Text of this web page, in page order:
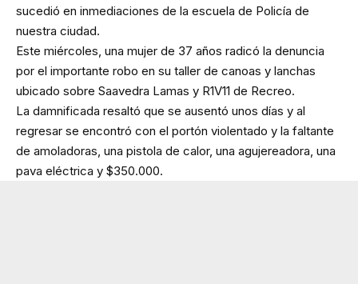
sucedió en inmediaciones de la escuela de Policía de
nuestra ciudad.
Este miércoles, una mujer de 37 años radicó la denuncia
por el importante robo en su taller de canoas y lanchas
ubicado sobre Saavedra Lamas y R1V11 de Recreo.
La damnificada resaltó que se ausentó unos días y al
regresar se encontró con el portón violentado y la faltante
de amoladoras, una pistola de calor, una agujereadora, una
pava eléctrica y $350.000.